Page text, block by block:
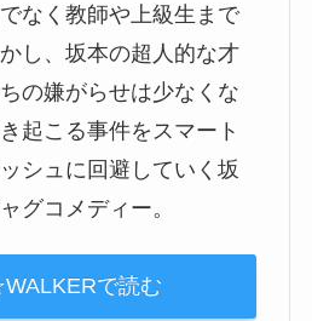
なく教師や上級生まで
し、坂本の超人的な才
の嫌がらせは少なくな
起こる事件をスマート
シュに回避していく坂
グコメディー。
で読む